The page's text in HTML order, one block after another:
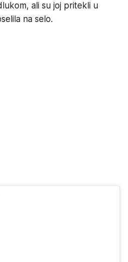
ali su joj pritekli u
na selo.